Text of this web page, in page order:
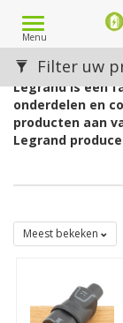
Toggle
navigation
Menu
Legrand
Legrand is een
onderdelen en
producten aan
Legrand
Filter uw
Meest bekeken